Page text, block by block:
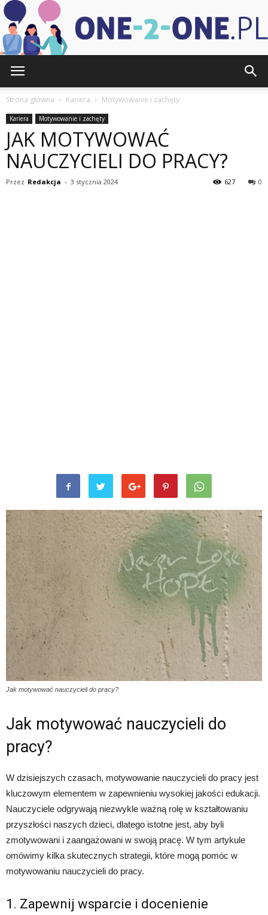
2-
Strona główna Kariera Motywowanie i zachęty
Kariera Motywowanie i zachęty
JAK MOTYWOWAĆ
NAUCZYCIELI DO PRACY?
Przez Redakcja - 3 stycznia 2024 0
627
Jak motywować nauczycieli do pracy?
Jak motywować nauczycieli do
pracy?
W dzisiejszych czasach, motywowanie nauczycieli do pracy jest
kluczowym elementem w zapewnieniu wysokiej jakości edukacji.
Nauczyciele odgrywają niezwykle ważną rolę w kształtowaniu
przyszłości naszych dzieci, dlatego istotne jest, aby byli
zmotywowani i zaangażowani w swoją pracę. W tym artykule
omówimy kilka skutecznych strategii, które mogą pomóc w
motywowaniu nauczycieli do pracy.
1. Zapewnij wsparcie i docenienie